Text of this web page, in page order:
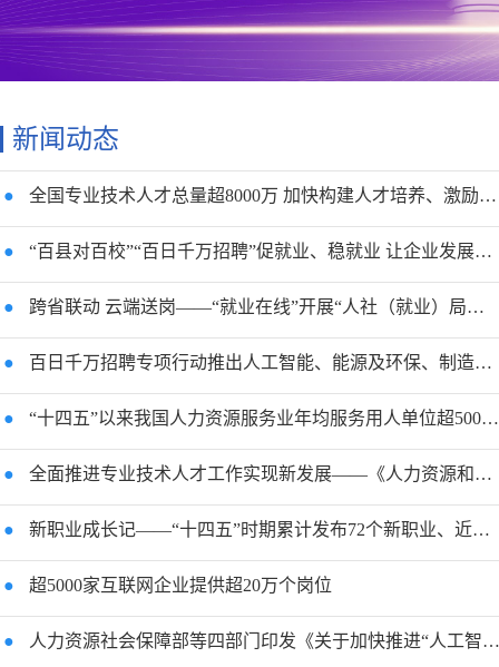
新闻动态
● 全国专业技术人才总量超8000万 加快构建人才培养、激励、保障服务全周期投入体系
● “百县对百校”“百日千万招聘”促就业、稳就业 让企业发展和人才成长“双向奔赴”
● 跨省联动 云端送岗——“就业在线”开展“人社（就业）局长进直播间”沪浙皖专场
● 百日千万招聘专项行动推出人工智能、能源及环保、制造、医药卫生行业专场招聘
● “十四五”以来我国人力资源服务业年均服务用人单位超5000万家次
● 全面推进专业技术人才工作实现新发展——《人力资源和社会保障事业发展“十五五”规划》系列解读
● 新职业成长记——“十四五”时期累计发布72个新职业、近百个新工种
● 超5000家互联网企业提供超20万个岗位
● 人力资源社会保障部等四部门印发《关于加快推进“人工智能＋人社”应用发展的实施意见》